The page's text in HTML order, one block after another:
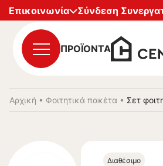
Επικοινωνία
Σύνδεση
ΠΡΟΪΟΝΤΑ
Αρχική • Φοιτητικά πακέτα • Σετ
Διαθέσιμο